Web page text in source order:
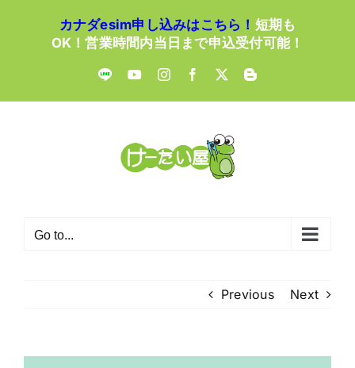
カナダesim申し込みはこちら！ 短期も
OK！営業時間内当日まで申込受付可能！
LINE YouTubeInstagramFacebook
X Blogger
Go to...
Previous Next